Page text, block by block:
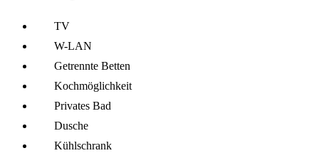
TV
W-LAN
Getrennte Betten
Kochmöglich­keit
Privates Bad
Dusche
Kühl­schrank